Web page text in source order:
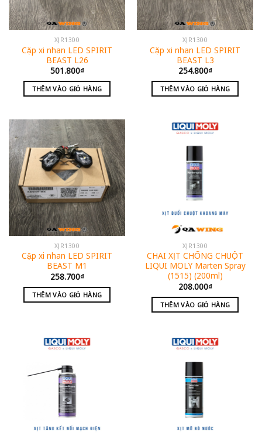
XJR1300
Cặp xi nhan LED SPIRIT
BEAST L26
501.800₫
THÊM VÀO GIỎ HÀNG
XJR1300
Cặp xi nhan LED SPIRIT
BEAST L3
254.800₫
THÊM VÀO GIỎ HÀNG
XJR1300
Cặp xi nhan LED SPIRIT
BEAST M1
258.700₫
THÊM VÀO GIỎ HÀNG
XJR1300
CHAI XỊT CHỐNG CHUỘT
LIQUI MOLY Marten Spray
(1515) (200ml)
208.000₫
THÊM VÀO GIỎ HÀNG